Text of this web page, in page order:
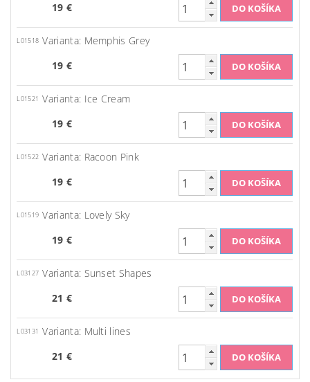
19 €
L01518 Varianta: Memphis Grey
19 €
L01521
Varianta: Ice Cream
19 €
L01522 Varianta: Racoon Pink
19 €
L01519 Varianta: Lovely Sky
19 €
L03127 Varianta: Sunset Shapes
21 €
L03131
Varianta: Multi lines
21 €